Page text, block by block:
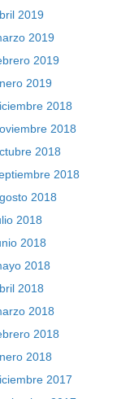
2019
2019
2019
2019
2018
2018
2018
2018
2018
2018
2018
2018
2018
2018
2018
2018
2017